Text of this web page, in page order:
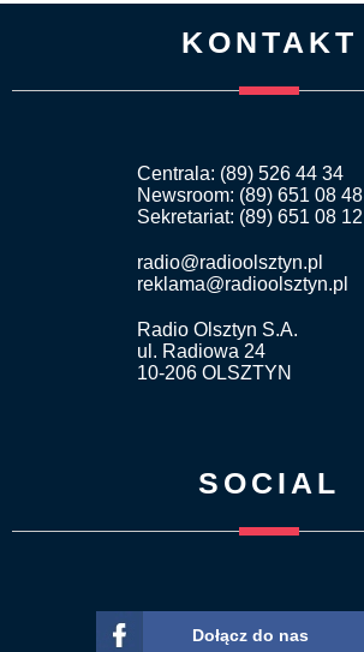
KONTAKT
Centrala: (89) 526 44 34
Newsroom: (89) 651 08 48
Sekretariat: (89) 651 08 12
radio@radioolsztyn.pl
reklama@radioolsztyn.pl
Radio Olsztyn S.A.
ul. Radiowa 24
10-206 OLSZTYN
SOCIAL
Dołącz do nas